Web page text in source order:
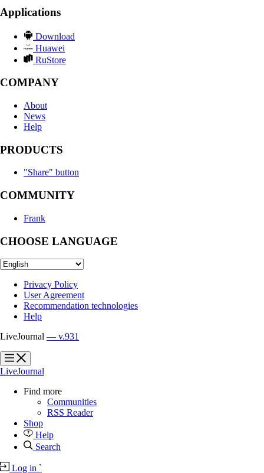
Applications
Download
Huawei
RuStore
COMPANY
About
News
Help
PRODUCTS
"Share" button
COMMUNITY
Frank
CHOOSE LANGUAGE
Privacy Policy
User Agreement
Recommendation technologies
Help
LiveJournal — v.931
?
?
LiveJournal
Find more
Communities
RSS Reader
Shop
Help
Search
Log in `